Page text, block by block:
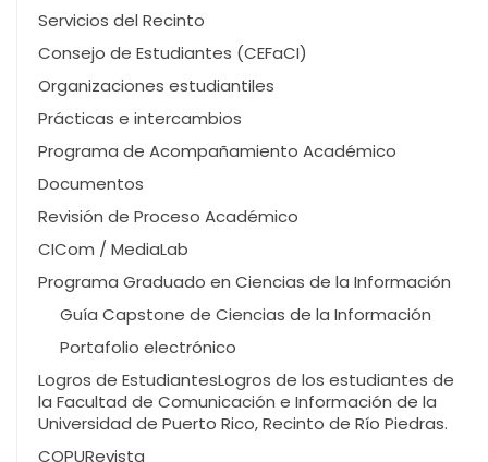
Servicios del Recinto
Consejo de Estudiantes (CEFaCI)
Organizaciones estudiantiles
Prácticas e intercambios
Programa de Acompañamiento Académico
Documentos
Revisión de Proceso Académico
CICom / MediaLab
Programa Graduado en Ciencias de la Información
Guía Capstone de Ciencias de la Información
Portafolio electrónico
Logros de EstudiantesLogros de los estudiantes de
la Facultad de Comunicación e Información de la
Universidad de Puerto Rico, Recinto de Río Piedras.
COPURevista